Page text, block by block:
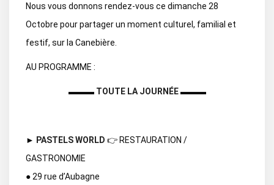
Nous vous donnons rendez-vous ce dimanche 28
Octobre pour partager un moment culturel, familial et
festif, sur la Canebière.
AU PROGRAMME :
▬▬▬ TOUTE LA JOURNÉE▬▬▬
► PASTELS WORLD 👉 RESTAURATION /
GASTRONOMIE
● 29 rue d’Aubagne